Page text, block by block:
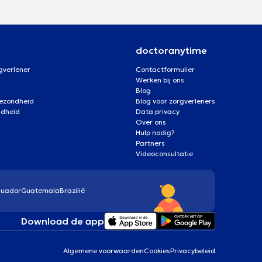
doctoranytime
Contactformulier
Werken bij ons
Blog
Blog voor zorgverleners
Data privacy
Over ons
Hulp nodig?
Partners
Videoconsultatie
GuatemalaBrazilië
Download de app
Algemene voorwaardenCookiesPrivacybeleid